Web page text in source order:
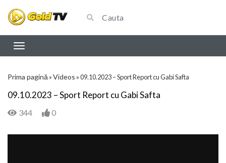
Prima pagină »Videos »09.10.2023 – Sport Report cu Gabi Safta
09.10.2023 – Sport Report cu Gabi Safta
344 0